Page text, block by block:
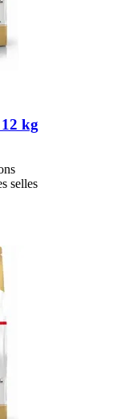
kg
selles